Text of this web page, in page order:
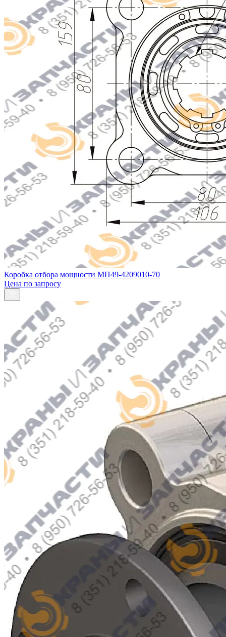
Коробка отбора мощности МП49-4209010-70
Цена по запросу